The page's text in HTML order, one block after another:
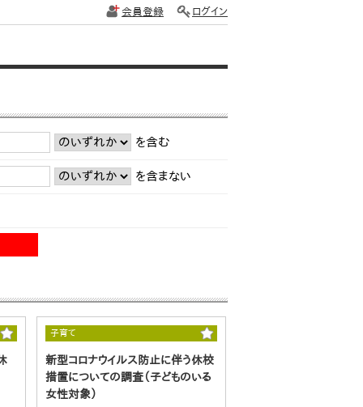
会員登録 ログイン
を含む
を含まない
子育て
新型コロナウイルス防止に伴う休校
措置についての調査（子どものいる
女性対象）